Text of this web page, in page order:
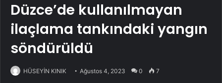
Düzce’de kullanılmayan
ilaçlama tankındaki yangın
söndürüldü
HÜSEYİN KINIK Ağustos 4, 2023 0 7